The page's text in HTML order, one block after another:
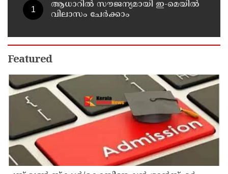
ആധാറിൽ സൗജന്യമായി ഇ-മെയിൽ
വിലാസം ചേർക്കാം
Featured